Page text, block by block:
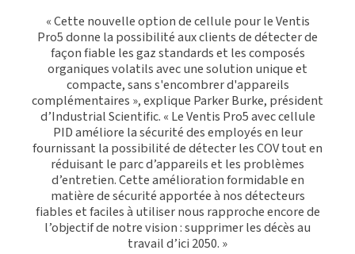
« Cette nouvelle option de cellule pour le Ventis
Pro5 donne la possibilité aux clients de détecter de
façon fiable les gaz standards et les composés
organiques volatils avec une solution unique et
compacte, sans s'encombrer d'appareils
complémentaires », explique Parker Burke, président
d’Industrial Scientific. « Le Ventis Pro5 avec cellule
PID améliore la sécurité des employés en leur
fournissant la possibilité de détecter les COV tout en
réduisant le parc d’appareils et les problèmes
d’entretien. Cette amélioration formidable en
matière de sécurité apportée à nos détecteurs
fiables et faciles à utiliser nous rapproche encore de
l’objectif de notre vision : supprimer les décès au
travail d’ici 2050. »